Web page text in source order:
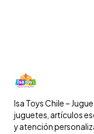
Isa Toys Chile –
juguetes, artículos
y atención